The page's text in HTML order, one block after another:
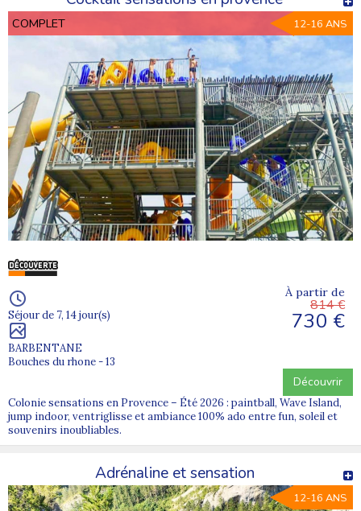
COMPLET 12-16 ANS
Séjour de 7, 14 jour(s)
BARBENTANE
Bouches du rhone - 13
À partir de
814 €
730 €
Découvrir
Colonie sensations en Provence – Été 2026 : paintball, Wave Island,
jump indoor, ventriglisse et ambiance 100% ado entre fun, soleil et
souvenirs inoubliables.
Adrénaline et sensation
12-16 ANS